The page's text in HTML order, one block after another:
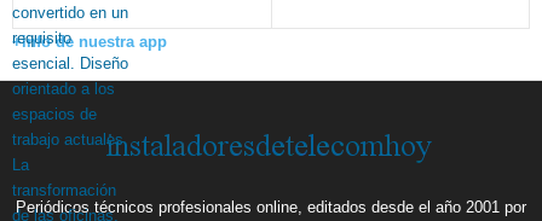
+info de nuestra app
Periódicos técnicos profesionales online, editados desde el año 2001 por